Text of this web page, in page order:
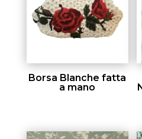
Borsa Blanche fatta
a mano